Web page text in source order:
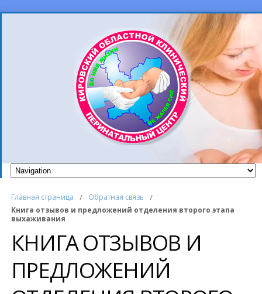
Главная страница / Обратная связь /
Книга отзывов и предложений отделения второго этапа
выхаживания
КНИГА ОТЗЫВОВ И
ПРЕДЛОЖЕНИЙ